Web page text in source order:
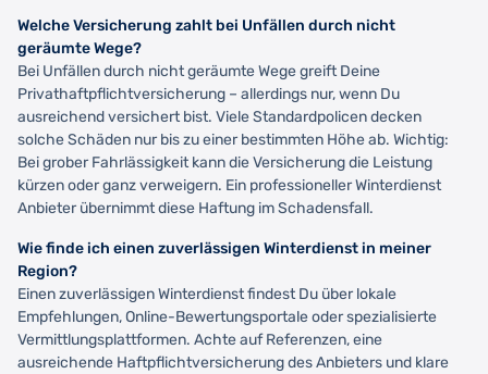
Welche Versicherung zahlt bei Unfällen durch nicht
geräumte Wege?
Bei Unfällen durch nicht geräumte Wege greift Deine
Privathaftpflichtversicherung – allerdings nur, wenn Du
ausreichend versichert bist. Viele Standardpolicen decken
solche Schäden nur bis zu einer bestimmten Höhe ab. Wichtig:
Bei grober Fahrlässigkeit kann die Versicherung die Leistung
kürzen oder ganz verweigern. Ein professioneller Winterdienst
Anbieter übernimmt diese Haftung im Schadensfall.
Wie finde ich einen zuverlässigen Winterdienst in meiner
Region?
Einen zuverlässigen Winterdienst findest Du über lokale
Empfehlungen, Online-Bewertungsportale oder spezialisierte
Vermittlungsplattformen. Achte auf Referenzen, eine
ausreichende Haftpflichtversicherung des Anbieters und klare